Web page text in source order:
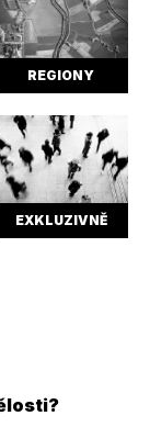
REGIONY
EXKLUZIVNĚ